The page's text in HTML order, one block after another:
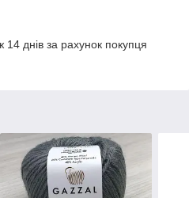
днів за рахунок покупця